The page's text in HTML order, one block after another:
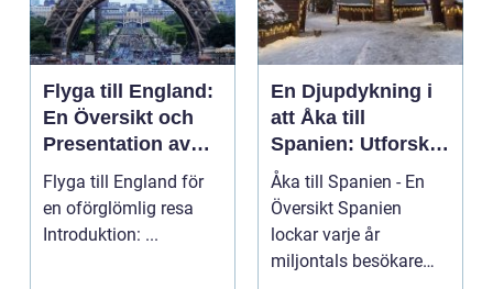
Flyga till England:
En Översikt och
Presentation av
Resmöjligheter
Flyga till England för
en oförglömlig resa
Introduktion: ...
En Djupdykning i
att Åka till
Spanien: Utforska
det
Mångfacetterade
Spanien
Åka till Spanien - En
Översikt Spanien
lockar varje år
miljontals besökare